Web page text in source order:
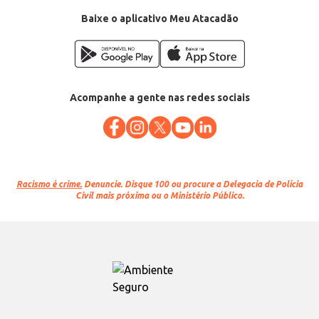
Baixe o aplicativo Meu Atacadão
Acompanhe a gente nas redes sociais
Racismo é crime. Denuncie. Disque 100 ou procure a Delegacia de Polícia
Civil mais próxima ou o Ministério Público.